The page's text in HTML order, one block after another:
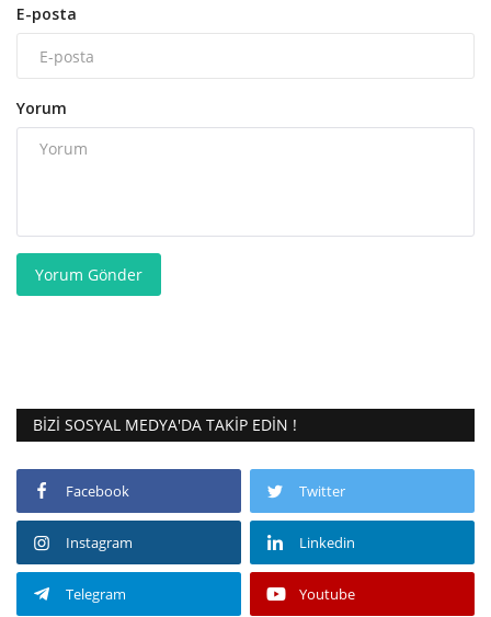
E-posta
Yorum
Yorum Gönder
BIZI SOSYAL MEDYA'DA TAKIP EDIN !
Facebook Twitter
Instagram Linkedin
Telegram Youtube